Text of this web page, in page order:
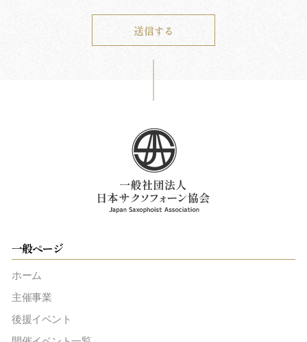
一般ページ
ホーム
主催事業
後援イベント